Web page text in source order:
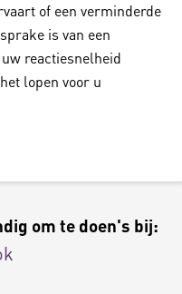
of een verminderde
is van een
reactiesnelheid
lopen voor u
om te doen's bij: